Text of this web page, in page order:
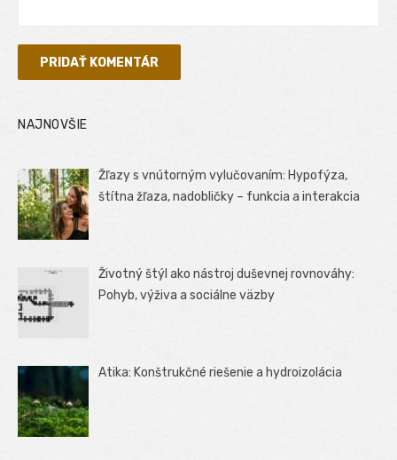
NAJNOVŠIE
Žľazy s vnútorným vylučovaním: Hypofýza,
štítna žľaza, nadobličky – funkcia a interakcia
Životný štýl ako nástroj duševnej rovnováhy:
Pohyb, výživa a sociálne väzby
Atika: Konštrukčné riešenie a hydroizolácia